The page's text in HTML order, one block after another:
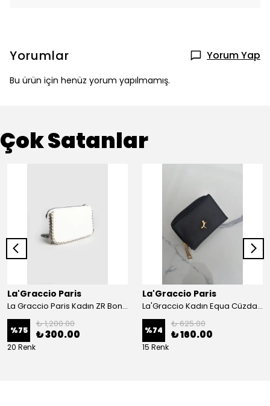
Yorumlar Yorum Yap
Bu ürün için henüz yorum yapılmamış.
Çok Satanlar
La'Graccio Paris
La Graccio Paris Kadın ZR Boncuk Detaylı 3 Bölmeli Askılı Çanta
%75
₺ 1,200.00
₺ 300.00
20 Renk
La'Graccio Paris
La'Graccio Kadın Equa Cüzdan - Siyah
%74
₺ 625.00
₺ 160.00
15 Renk